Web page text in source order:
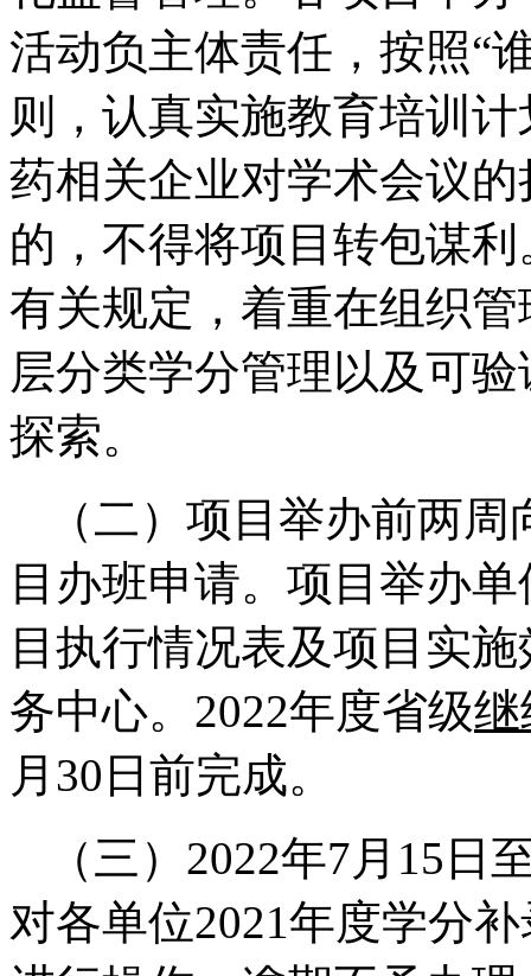
活动负主体责任，按照“
则，认真实施教育培训
药相关企业对学术会议
的，不得将项目转包谋
有关规定，着重在组织
层分类学分管理以及可
探索。
（二）项目举办前两
目办班申请。项目举办
目执行情况表及项目实
务中心。2022年度省级继
月30日前完成。
（三）2022年7月15
对各单位2021年度学分